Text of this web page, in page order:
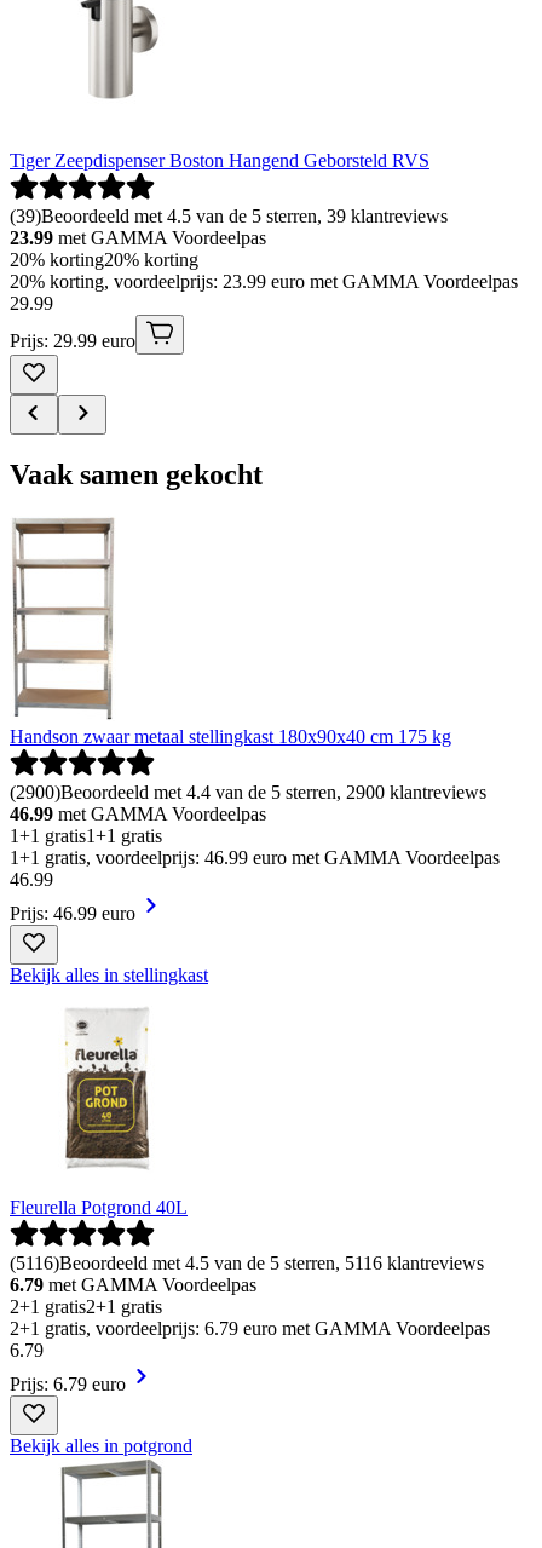
Tiger Zeepdispenser Boston Hangend Geborsteld RVS
(39)Beoordeeld met 4.5 van de 5 sterren, 39 klantreviews
23.99 met GAMMA Voordeelpas
20% korting20% korting
20% korting, voordeelprijs: 23.99 euro met GAMMA Voordeelpas
29.99
Prijs: 29.99 euro
Vaak samen gekocht
Handson zwaar metaal stellingkast 180x90x40 cm 175 kg
(2900)Beoordeeld met 4.4 van de 5 sterren, 2900 klantreviews
46.99 met GAMMA Voordeelpas
1+1 gratis1+1 gratis
1+1 gratis, voordeelprijs: 46.99 euro met GAMMA Voordeelpas
46.99
Prijs: 46.99 euro
Bekijk alles in stellingkast
Fleurella Potgrond 40L
(5116)Beoordeeld met 4.5 van de 5 sterren, 5116 klantreviews
6.79 met GAMMA Voordeelpas
2+1 gratis2+1 gratis
2+1 gratis, voordeelprijs: 6.79 euro met GAMMA Voordeelpas
6.79
Prijs: 6.79 euro
Bekijk alles in potgrond